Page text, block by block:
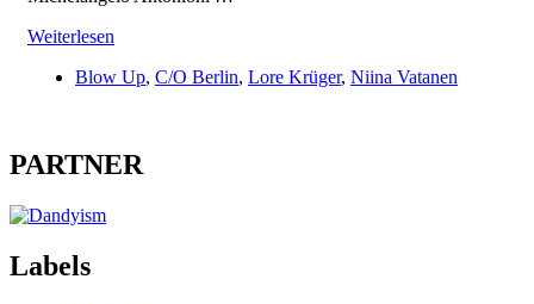
Weiterlesen
Blow Up, C/O Berlin, Lore Krüger, Niina Vatanen
PARTNER
Labels